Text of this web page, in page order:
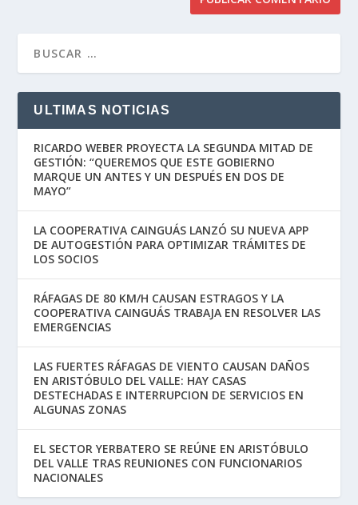
ULTIMAS NOTICIAS
RICARDO WEBER PROYECTA LA SEGUNDA MITAD DE
GESTIÓN: “QUEREMOS QUE ESTE GOBIERNO
MARQUE UN ANTES Y UN DESPUÉS EN DOS DE
MAYO”
LA COOPERATIVA CAINGUÁS LANZÓ SU NUEVA APP
DE AUTOGESTIÓN PARA OPTIMIZAR TRÁMITES DE
LOS SOCIOS
RÁFAGAS DE 80 KM/H CAUSAN ESTRAGOS Y LA
COOPERATIVA CAINGUÁS TRABAJA EN RESOLVER LAS
EMERGENCIAS
LAS FUERTES RÁFAGAS DE VIENTO CAUSAN DAÑOS
EN ARISTÓBULO DEL VALLE: HAY CASAS
DESTECHADAS E INTERRUPCION DE SERVICIOS EN
ALGUNAS ZONAS
EL SECTOR YERBATERO SE REÚNE EN ARISTÓBULO
DEL VALLE TRAS REUNIONES CON FUNCIONARIOS
NACIONALES